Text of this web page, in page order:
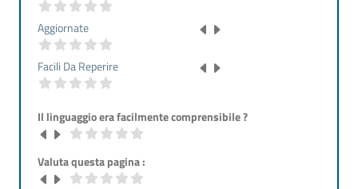
Aggiornate
Facili Da Reperire
Il linguaggio era facilmente comprensibile ?
Valuta questa pagina :